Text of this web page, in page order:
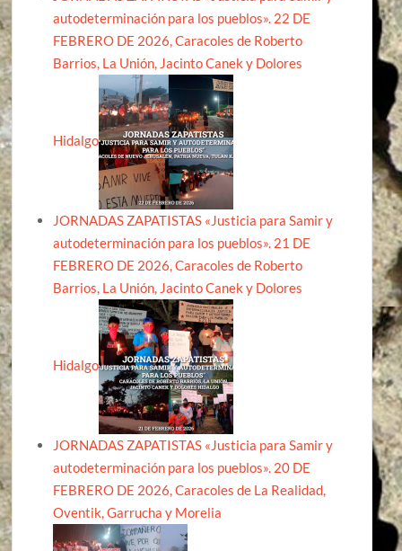
autodeterminación para los pueblos». 22 DE
FEBRERO DE 2026, Caracoles de Roberto
Barrios, La Unión, Jacinto Canek y Dolores
Hidalgo
JORNADAS ZAPATISTAS «Justicia para Samir y
autodeterminación para los pueblos». 21 DE
FEBRERO DE 2026, Caracoles de Roberto
Barrios, La Unión, Jacinto Canek y Dolores
Hidalgo
JORNADAS ZAPATISTAS «Justicia para Samir y
autodeterminación para los pueblos». 20 DE
FEBRERO DE 2026, Caracoles de La Realidad,
Oventik, Garrucha y Morelia